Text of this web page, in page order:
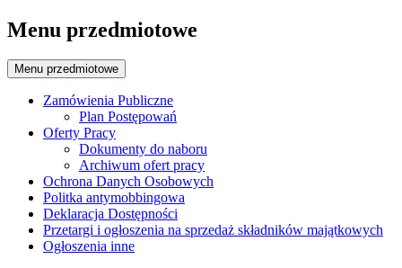
Menu przedmiotowe
Menu przedmiotowe
Zamówienia Publiczne
Plan Postępowań
Oferty Pracy
Dokumenty do naboru
Archiwum ofert pracy
Ochrona Danych Osobowych
Politka antymobbingowa
Deklaracja Dostępności
Przetargi i ogłoszenia na sprzedaż składników majątkowych
Ogłoszenia inne